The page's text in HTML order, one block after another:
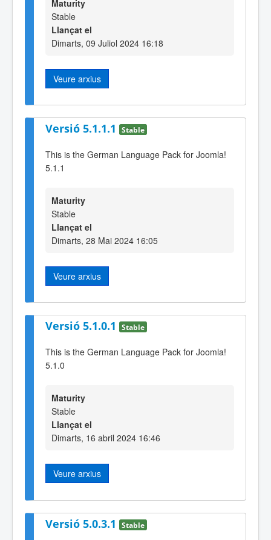
Maturity
Stable
Llançat el
Dimarts, 09 Juliol 2024 16:18
Veure arxius
Versió 5.1.1.1 Stable
This is the German Language Pack for Joomla!
5.1.1
Maturity
Stable
Llançat el
Dimarts, 28 Mai 2024 16:05
Veure arxius
Versió 5.1.0.1 Stable
This is the German Language Pack for Joomla!
5.1.0
Maturity
Stable
Llançat el
Dimarts, 16 abril 2024 16:46
Veure arxius
Versió 5.0.3.1 Stable